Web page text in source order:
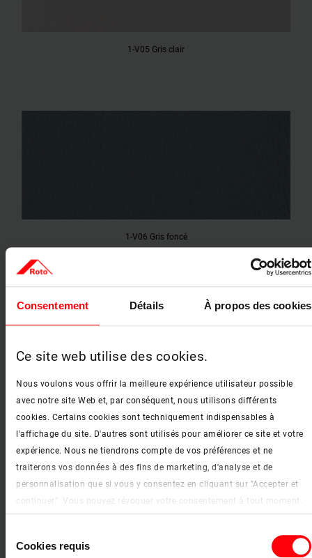
Consentement Détails À propos des cookies
Ce site web utilise des cookies.
Nous voulons vous offrir la meilleure expérience utilisateur possible
avec notre site Web et, par conséquent, nous utilisons différents
cookies. Certains cookies sont techniquement indispensables à
l'affichage du site. D'autres sont utilisés pour améliorer ce site et votre
expérience. Nous ne tiendrons compte de vos préférences et ne
traiterons vos données à des fins de marketing, d'analyse et de
personnalisation que si vous y consentez en cliquant sur "Accepter et
continuer". Vous pouvez révoquer votre consentement à tout moment.
options de personnalisation sous le bouton "Afficher les détails".
Mentions légales|
duCookies requis
1-V05 Gris clair
1-V06 Gris foncé
1-V22 bleu nuit
Trend uni – Groupe de prix 2 – opaque*